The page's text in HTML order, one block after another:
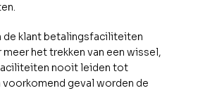
de klant betalingsfaciliteiten
het trekken van een wissel,
nooit leiden tot
voorkomend geval worden de